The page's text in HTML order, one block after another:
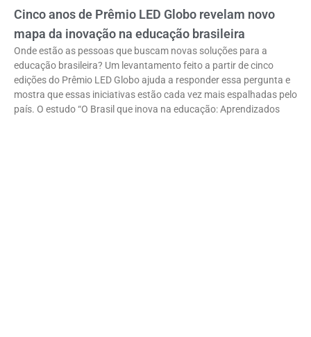
Cinco anos de Prêmio LED Globo revelam novo
mapa da inovação na educação brasileira
Onde estão as pessoas que buscam novas soluções para a
educação brasileira? Um levantamento feito a partir de cinco
edições do Prêmio LED Globo ajuda a responder essa pergunta e
mostra que essas iniciativas estão cada vez mais espalhadas pelo
país. O estudo “O Brasil que inova na educação: Aprendizados